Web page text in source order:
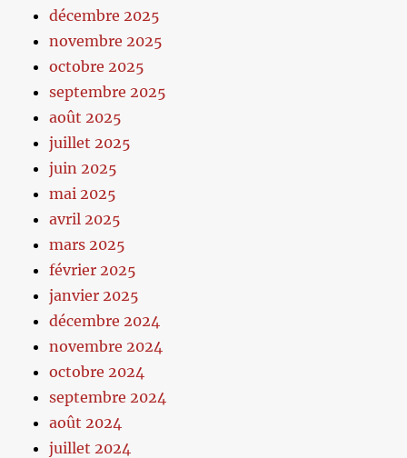
décembre 2025
novembre 2025
octobre 2025
septembre 2025
août 2025
juillet 2025
juin 2025
mai 2025
avril 2025
mars 2025
février 2025
janvier 2025
décembre 2024
novembre 2024
octobre 2024
septembre 2024
août 2024
juillet 2024